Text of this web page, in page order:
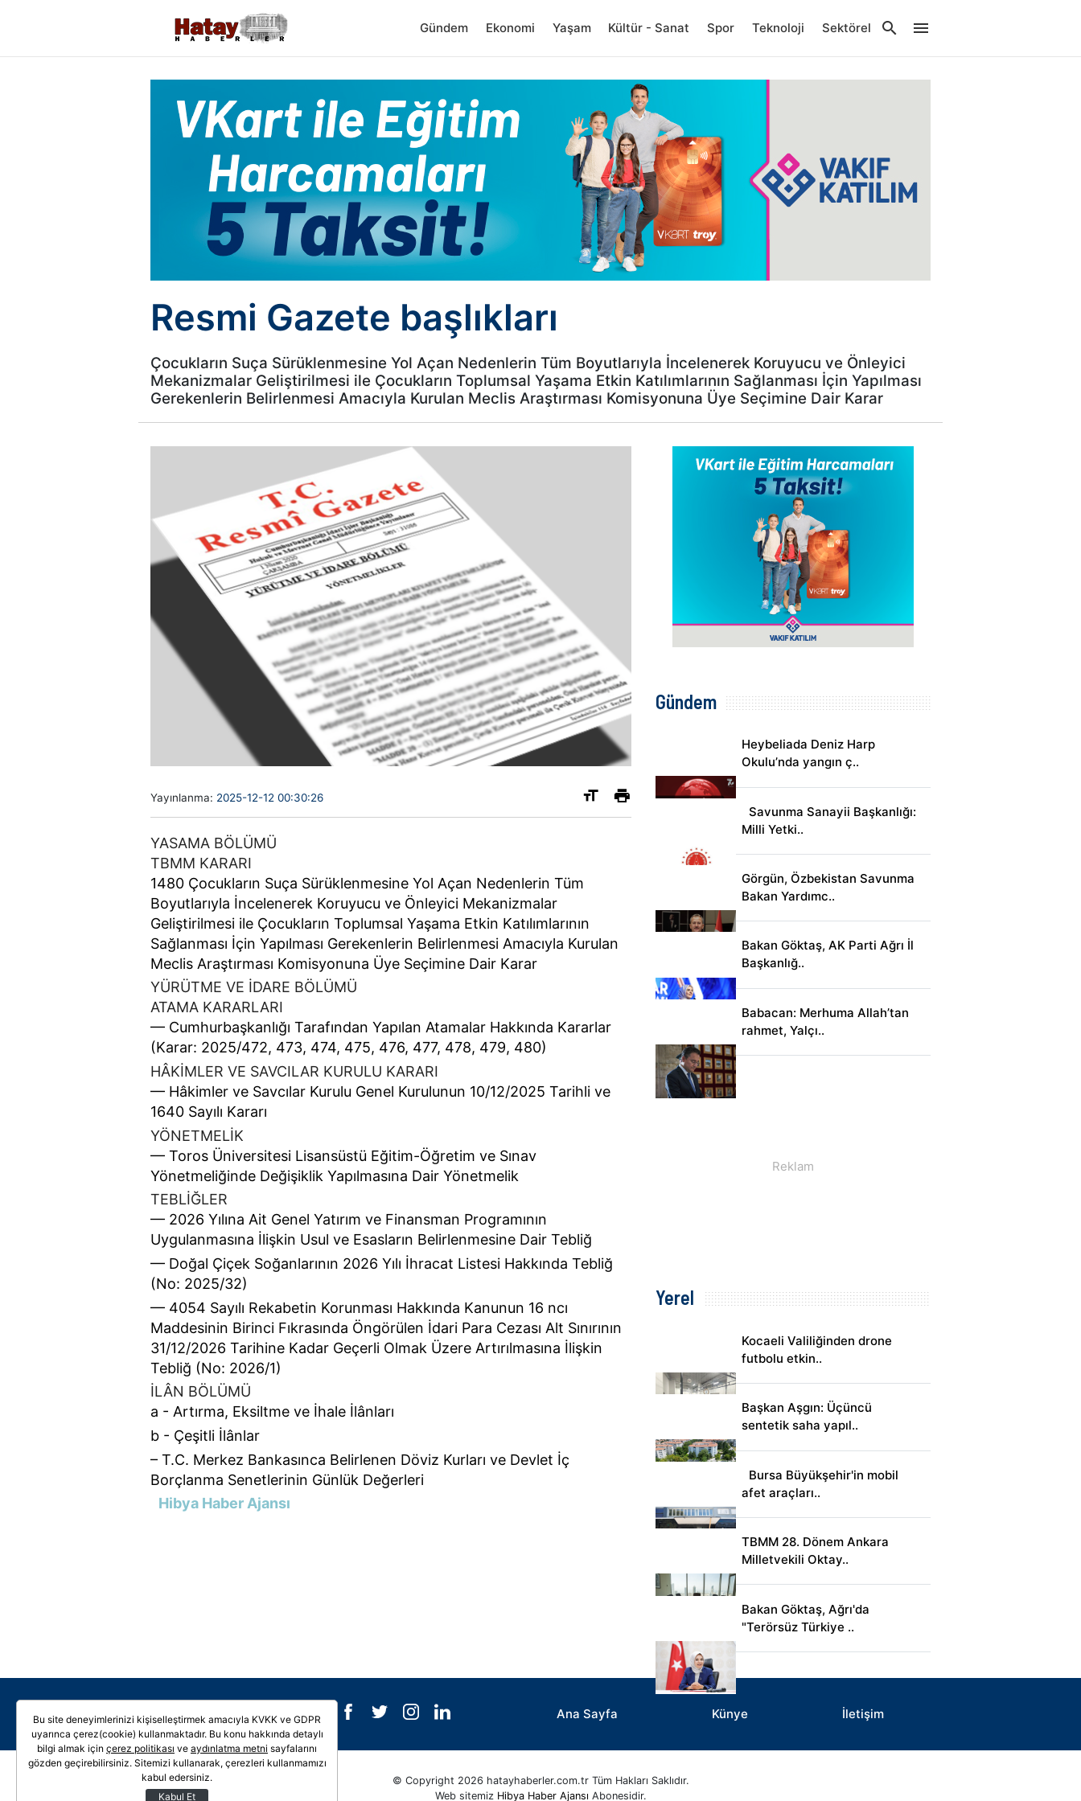
Gündem Ekonomi Yaşam Kültür - Sanat Spor Teknoloji Sektörel
Resmi Gazete başlıkları
Çocukların Suça Sürüklenmesine Yol Açan Nedenlerin Tüm Boyutlarıyla İncelenerek Koruyucu ve Önleyici
Mekanizmalar Geliştirilmesi ile Çocukların Toplumsal Yaşama Etkin Katılımlarının Sağlanması İçin Yapılması
Gerekenlerin Belirlenmesi Amacıyla Kurulan Meclis Araştırması Komisyonuna Üye Seçimine Dair Karar
Yayınlanma: 2025-12-12 00:30:26
YASAMA BÖLÜMÜ
TBMM KARARI
1480 Çocukların Suça Sürüklenmesine Yol Açan Nedenlerin Tüm
Boyutlarıyla İncelenerek Koruyucu ve Önleyici Mekanizmalar
Geliştirilmesi ile Çocukların Toplumsal Yaşama Etkin Katılımlarının
Sağlanması İçin Yapılması Gerekenlerin Belirlenmesi Amacıyla Kurulan
Meclis Araştırması Komisyonuna Üye Seçimine Dair Karar
YÜRÜTME VE İDARE BÖLÜMÜ
ATAMA KARARLARI
–– Cumhurbaşkanlığı Tarafından Yapılan Atamalar Hakkında Kararlar
(Karar: 2025/472, 473, 474, 475, 476, 477, 478, 479, 480)
HÂKİMLER VE SAVCILAR KURULU KARARI
–– Hâkimler ve Savcılar Kurulu Genel Kurulunun 10/12/2025 Tarihli ve
1640 Sayılı Kararı
YÖNETMELİK
–– Toros Üniversitesi Lisansüstü Eğitim-Öğretim ve Sınav
Yönetmeliğinde Değişiklik Yapılmasına Dair Yönetmelik
TEBLİĞLER
–– 2026 Yılına Ait Genel Yatırım ve Finansman Programının
Uygulanmasına İlişkin Usul ve Esasların Belirlenmesine Dair Tebliğ
–– Doğal Çiçek Soğanlarının 2026 Yılı İhracat Listesi Hakkında Tebliğ
(No: 2025/32)
–– 4054 Sayılı Rekabetin Korunması Hakkında Kanunun 16 ncı
Maddesinin Birinci Fıkrasında Öngörülen İdari Para Cezası Alt Sınırının
31/12/2026 Tarihine Kadar Geçerli Olmak Üzere Artırılmasına İlişkin
Tebliğ (No: 2026/1)
İLÂN BÖLÜMÜ
a - Artırma, Eksiltme ve İhale İlânları
b - Çeşitli İlânlar
– T.C. Merkez Bankasınca Belirlenen Döviz Kurları ve Devlet İç
Borçlanma Senetlerinin Günlük Değerleri
Hibya Haber Ajansı
Gündem
Heybeliada Deniz Harp
Okulu’nda yangın ç..
Savunma Sanayii Başkanlığı:
Milli Yetki..
Görgün, Özbekistan Savunma
Bakan Yardımc..
Bakan Göktaş, AK Parti Ağrı İl
Başkanlığ..
Babacan: Merhuma Allah’tan
rahmet, Yalçı..
Yerel
Kocaeli Valiliğinden drone
futbolu etkin..
Başkan Aşgın: Üçüncü
sentetik saha yapıl..
Bursa Büyükşehir'in mobil
afet araçları..
TBMM 28. Dönem Ankara
Milletvekili Oktay..
Bakan Göktaş, Ağrı'da
"Terörsüz Türkiye ..
Galeri Video Ana Sayfa Künye İletişim
© Copyright 2026 hatayhaberler.com.tr Tüm Hakları Saklıdır.
Web sitemiz Hibya Haber Ajansı Abonesidir.
Bu site deneyimlerinizi kişiselleştirmek amacıyla KVKK ve GDPR
uyarınca çerez(cookie) kullanmaktadır. Bu konu hakkında detaylı
bilgi almak için çerez politikası ve aydınlatma metni sayfalarını
gözden geçirebilirsiniz. Sitemizi kullanarak, çerezleri kullanmamızı
kabul edersiniz.
Kabul Et